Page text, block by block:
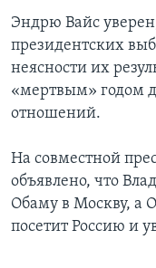
Эндрю Вайс
президентских
неясности их
«мертвым» годом
отношений.
На совместной
объявлено, что
Обаму в Москву, а
посетит Россию и